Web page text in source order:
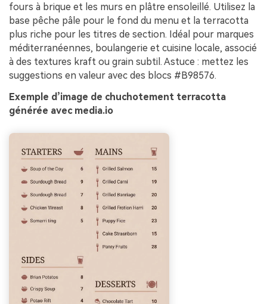
fours à brique et les murs en plâtre ensoleillé. Utilisez la
base pêche pâle pour le fond du menu et la terracotta
plus riche pour les titres de section. Idéal pour marques
méditerranéennes, boulangerie et cuisine locale, associé
à des textures kraft ou grain subtil. Astuce : mettez les
suggestions en valeur avec des blocs #B98576.
Exemple d’image de chuchotement terracotta
générée avec media.io